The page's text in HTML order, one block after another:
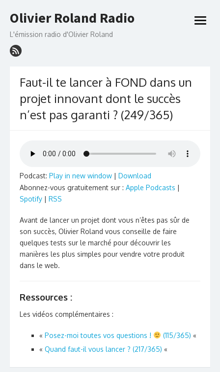
to
Olivier Roland Radio
L'émission radio d'Olivier Roland
open
Faut-il te lancer à FOND dans un
projet innovant dont le succès
n’est pas garanti ? (249/365)
Podcast: Play in new window | Download
Abonnez-vous gratuitement sur : Apple Podcasts |
Spotify | RSS
Avant de lancer un projet dont vous n’êtes pas sûr de
son succès, Olivier Roland vous conseille de faire
quelques tests sur le marché pour découvrir les
manières les plus simples pour vendre votre produit
dans le web.
Ressources :
Les vidéos complémentaires :
« Posez-moi toutes vos questions ! (115/365) «
« Quand faut-il vous lancer ? (217/365) «